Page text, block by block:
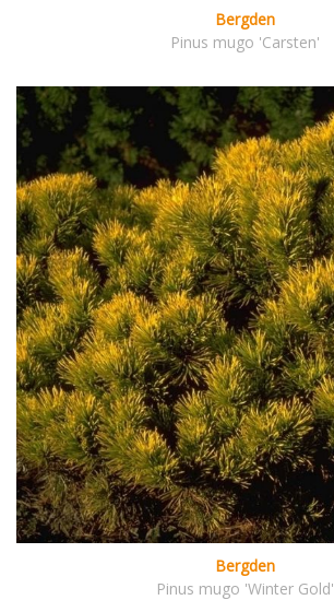
Bergden
Pinus mugo 'Carsten'
Bergden
Pinus mugo 'Winter Gold'